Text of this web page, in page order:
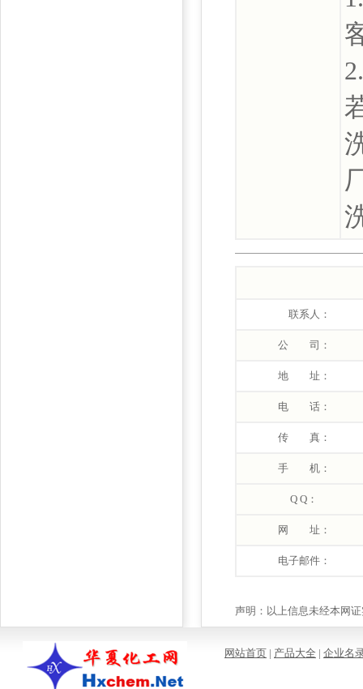
联系人：
公 司：
地 址：
电 话：
传 真：
手 机：
Q Q：
网 址：
电子邮件：
声明：以上信息未经本网
网站首页 | 产品大全 | 企业名